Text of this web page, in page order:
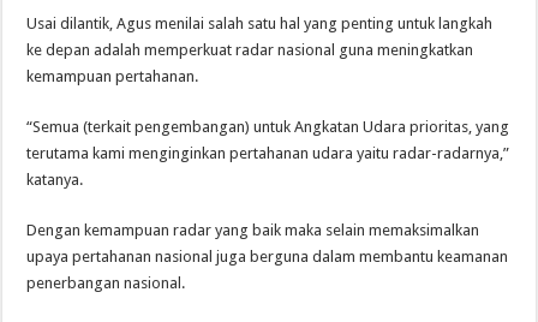
Usai dilantik, Agus menilai salah satu hal yang penting untuk langkah
ke depan adalah memperkuat radar nasional guna meningkatkan
kemampuan pertahanan.
“Semua (terkait pengembangan) untuk Angkatan Udara prioritas, yang
terutama kami menginginkan pertahanan udara yaitu radar-radarnya,”
katanya.
Dengan kemampuan radar yang baik maka selain memaksimalkan
upaya pertahanan nasional juga berguna dalam membantu keamanan
penerbangan nasional.